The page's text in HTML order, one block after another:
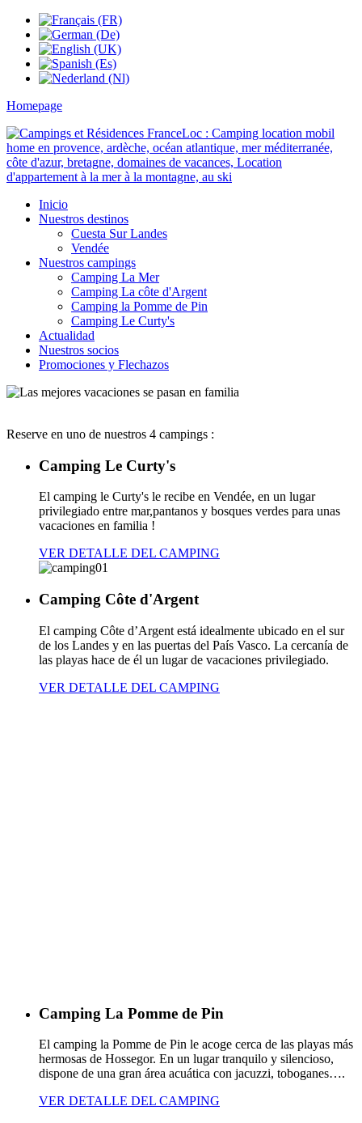
Homepage
Inicio
Nuestros destinos
Cuesta Sur Landes
Vendée
Nuestros campings
Camping La Mer
Camping La côte d'Argent
Camping la Pomme de Pin
Camping Le Curty's
Actualidad
Nuestros socios
Promociones y Flechazos
Reserve en uno de nuestros 4 campings :
Camping Le Curty's
El camping le Curty's le recibe en Vendée, en un lugar
privilegiado entre mar,pantanos y bosques verdes para unas
vacaciones en familia !
VER DETALLE DEL CAMPING
Camping Côte d'Argent
El camping Côte d’Argent está idealmente ubicado en el sur
de los Landes y en las puertas del País Vasco. La cercanía de
las playas hace de él un lugar de vacaciones privilegiado.
VER DETALLE DEL CAMPING
Camping La Pomme de Pin
El camping la Pomme de Pin le acoge cerca de las playas más
hermosas de Hossegor. En un lugar tranquilo y silencioso,
dispone de una gran área acuática con jacuzzi, toboganes….
VER DETALLE DEL CAMPING